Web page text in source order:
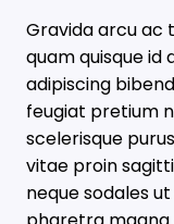
Gravida arcu ac
quam quisque id
adipiscing
feugiat pretium
scelerisque
vitae proin
neque sodales